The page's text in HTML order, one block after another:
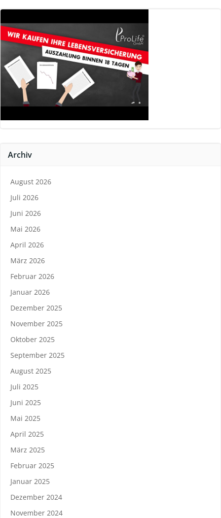
Archiv
August 2026
Juli 2026
Juni 2026
Mai 2026
April 2026
März 2026
Februar 2026
Januar 2026
Dezember 2025
November 2025
Oktober 2025
September 2025
August 2025
Juli 2025
Juni 2025
Mai 2025
April 2025
März 2025
Februar 2025
Januar 2025
Dezember 2024
November 2024